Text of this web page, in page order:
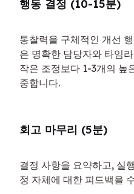
행동 결정 (10-15분)
통찰력을 구체적인 개선
은 명확한 담당자와 타임
작은 조정보다 1-3개의 높
중합니다.
회고 마무리 (5분)
결정 사항을 요약하고, 실
정 자체에 대한 피드백을